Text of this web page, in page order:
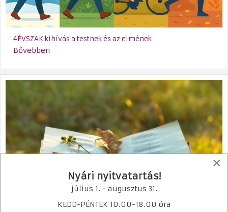
4ÉVSZAK kihívás a testnek és az elmének
Bővebben
×
Nyári nyitvatartás!
július 1. - augusztus 31.
KEDD-PÉNTEK 10.00-18.00 óra